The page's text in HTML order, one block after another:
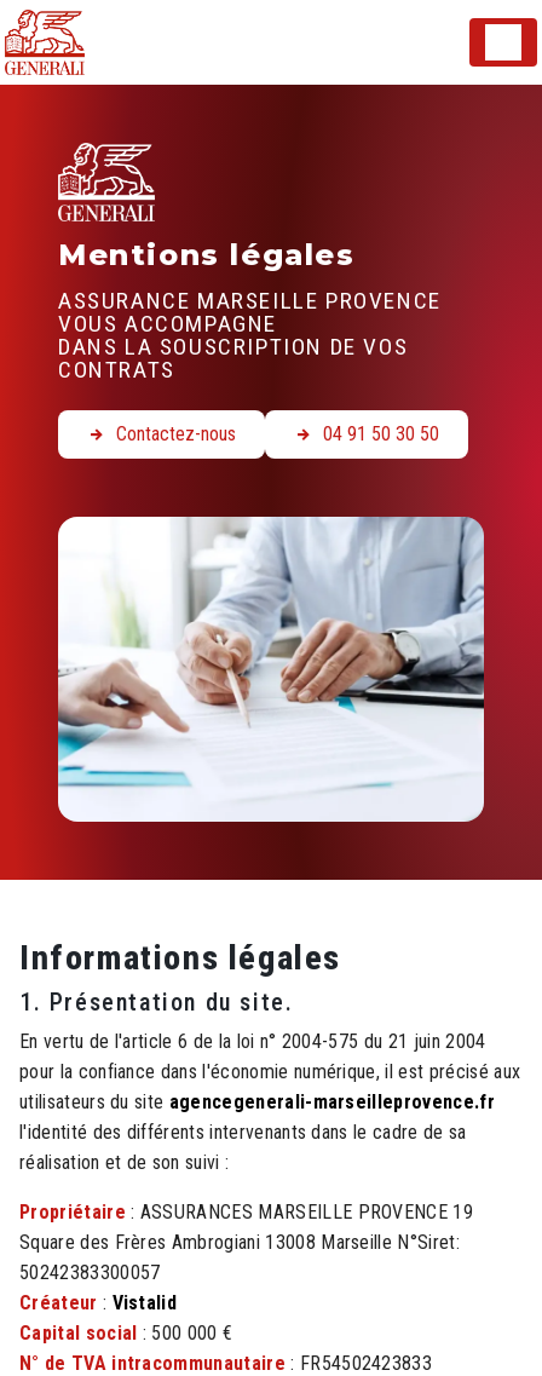
Mentions légales
ASSURANCE MARSEILLE PROVENCE
VOUS ACCOMPAGNE
DANS LA SOUSCRIPTION DE VOS
CONTRATS
Contactez-nous 04 91 50 30 50
Informations légales
1. Présentation du site.
En vertu de l'article 6 de la loi n° 2004-575 du 21 juin 2004
pour la confiance dans l'économie numérique, il est précisé aux
utilisateurs du site agencegenerali-marseilleprovence.fr
l'identité des différents intervenants dans le cadre de sa
réalisation et de son suivi :
Propriétaire : ASSURANCES MARSEILLE PROVENCE 19
Square des Frères Ambrogiani 13008 Marseille N°Siret:
50242383300057
Créateur : Vistalid
Capital social : 500 000 €
N° de TVA intracommunautaire : FR54502423833
Panneau de gestion des cookies